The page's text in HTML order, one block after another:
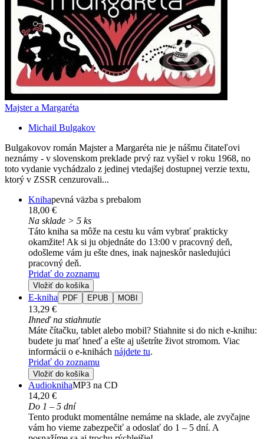
Majster a Margaréta
Michail Bulgakov
Bulgakovov román Majster a Margaréta nie je nášmu čitateľovi
neznámy - v slovenskom preklade prvý raz vyšiel v roku 1968, no
toto vydanie vychádzalo z jedinej vtedajšej dostupnej verzie textu,
ktorý v ZSSR cenzurovali...
Knihapevná väzba s prebalom
18,00 €
Na sklade > 5 ks
Táto kniha sa môže na cestu ku vám vybrať prakticky
okamžite! Ak si ju objednáte do 13:00 v pracovný deň,
odošleme vám ju ešte dnes, inak najneskôr nasledujúci
pracovný deň.
Pridať do zoznamu
Vložiť do košíka
E-kniha PDF EPUB MOBI
13,29 €
Ihneď na stiahnutie
Máte čítačku, tablet alebo mobil? Stiahnite si do nich e-knihu:
budete ju mať hneď a ešte aj ušetríte život stromom. Viac
informácii o e-knihách nájdete tu.
Pridať do zoznamu
Vložiť do košíka
AudioknihaMP3 na CD
14,20 €
Do 1 – 5 dní
Tento produkt momentálne nemáme na sklade, ale zvyčajne
vám ho vieme zabezpečiť a odoslať do 1 – 5 dní. A